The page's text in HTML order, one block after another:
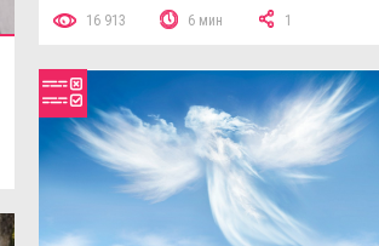
16 913 6 мин 1